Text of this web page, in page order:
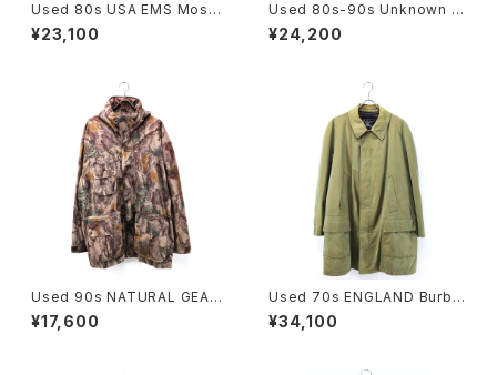
Used 80s USA EMS Moss
Green Duck Cotton Huntin
g Field Jacket Size L 古着
¥23,100
Used 80s-90s Unknown B
rown Tanned Leather Valst
ar Jacket Size 58 XL 相当
¥24,200
Used 90s NATURAL GEAR
Beatiful Real Tree Camo F
ake Suede Mountain Parka
¥17,600
Used 70s ENGLAND Burbe
rrys Equivocal Balmacaan
Half Coat Size L 相当 古着
¥34,100